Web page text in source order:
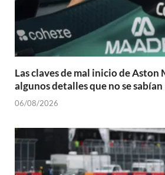
Las claves de mal inicio de
algunos detalles que no se sabían
06/08/2026